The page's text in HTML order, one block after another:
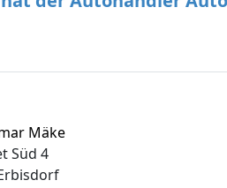
Mäke
Süd 4